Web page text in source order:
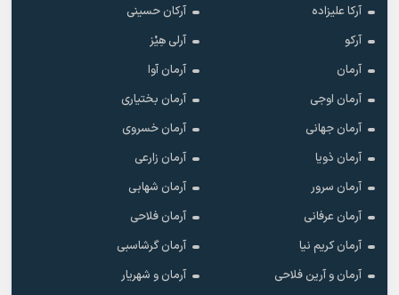
آرکا علیزاده
آرکان حسینی
آرکو
آرلی هِیْز
آرمان
آرمان آوا
آرمان اوجی
آرمان بختیاری
آرمان جهانی
آرمان خسروی
آرمان ذویا
آرمان زارعی
آرمان سرور
آرمان شهابی
آرمان عرفانی
آرمان فلاحی
آرمان کریم نیا
آرمان گرشاسبی
آرمان و آرین فلاحی
آرمان و شهریار